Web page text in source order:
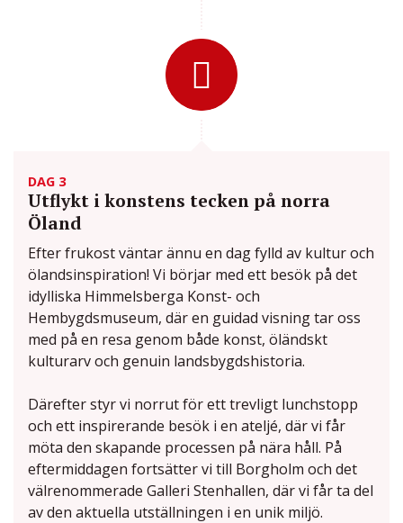
DAG 3
Utflykt i konstens tecken på norra
Öland
Efter frukost väntar ännu en dag fylld av kultur och
ölandsinspiration! Vi börjar med ett besök på det
idylliska Himmelsberga Konst- och
Hembygdsmuseum, där en guidad visning tar oss
med på en resa genom både konst, öländskt
kulturarv och genuin landsbygdshistoria.
Därefter styr vi norrut för ett trevligt lunchstopp
och ett inspirerande besök i en ateljé, där vi får
möta den skapande processen på nära håll. På
eftermiddagen fortsätter vi till Borgholm och det
välrenommerade Galleri Stenhallen, där vi får ta del
av den aktuella utställningen i en unik miljö.